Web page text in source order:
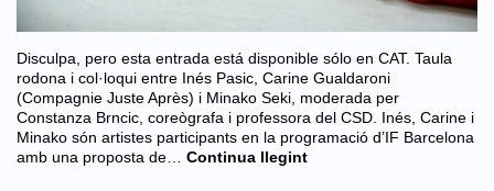
Disculpa, pero esta entrada está disponible sólo en CAT. Taula
rodona i col·loqui entre Inés Pasic, Carine Gualdaroni
(Compagnie Juste Après) i Minako Seki, moderada per
Constanza Brncic, coreògrafa i professora del CSD. Inés, Carine i
Minako són artistes participants en la programació d’IF Barcelona
amb una proposta de… Continua llegint